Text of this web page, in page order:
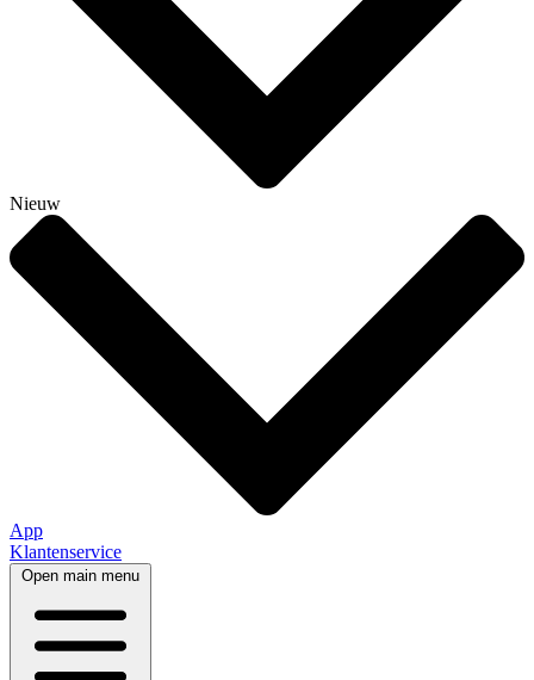
Nieuw
App
Klantenservice
Open main menu